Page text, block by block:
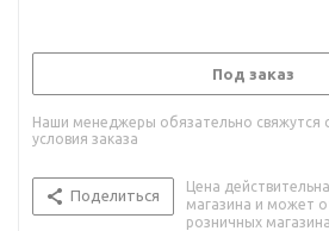
Под заказ
Наши менеджеры обязательно свяжутся
условия заказа
Поделиться
Цена
магазина и может
розничных